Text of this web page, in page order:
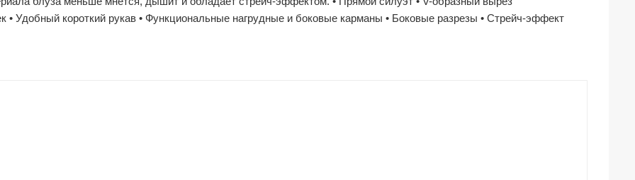
• Удобный короткий рукав • Функциональные нагрудные и боковые карманы • Боковые разрезы • Стрейч-эффект